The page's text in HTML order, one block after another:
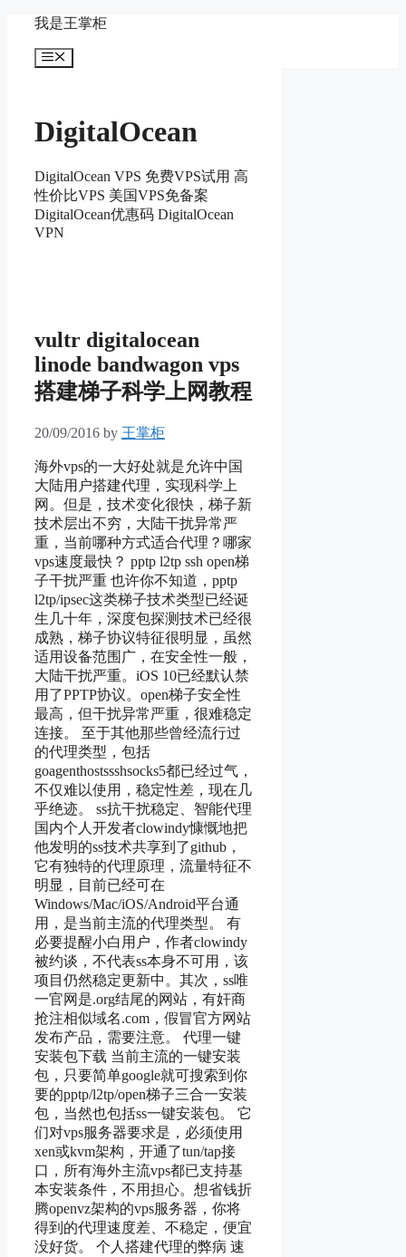
content
我是王掌柜
Menu
DigitalOcean
DigitalOcean VPS 免费VPS试用 高
性价比VPS 美国VPS免备案
DigitalOcean优惠码 DigitalOcean
VPN
vultr digitalocean
linode bandwagon vps
搭建梯子科学上网教程
20/09/2016 by 王掌柜
海外vps的一大好处就是允许中国
大陆用户搭建代理，实现科学上
网。但是，技术变化很快，梯子新
技术层出不穷，大陆干扰异常严
重，当前哪种方式适合代理？哪家
vps速度最快？ pptp l2tp ssh open梯
子干扰严重 也许你不知道，pptp
l2tp/ipsec这类梯子技术类型已经诞
生几十年，深度包探测技术已经很
成熟，梯子协议特征很明显，虽然
适用设备范围广，在安全性一般，
大陆干扰严重。iOS 10已经默认禁
用了PPTP协议。open梯子安全性
最高，但干扰异常严重，很难稳定
连接。 至于其他那些曾经流行过
的代理类型，包括
goagenthostssshsocks5都已经过气，
不仅难以使用，稳定性差，现在几
乎绝迹。 ss抗干扰稳定、智能代理
国内个人开发者clowindy慷慨地把
他发明的ss技术共享到了github，
它有独特的代理原理，流量特征不
明显，目前已经可在
Windows/Mac/iOS/Android平台通
用，是当前主流的代理类型。 有
必要提醒小白用户，作者clowindy
被约谈，不代表ss本身不可用，该
项目仍然稳定更新中。其次，ss唯
一官网是.org结尾的网站，有奸商
抢注相似域名.com，假冒官方网站
发布产品，需要注意。 代理一键
安装包下载 当前主流的一键安装
包，只要简单google就可搜索到你
要的pptp/l2tp/open梯子三合一安装
包，当然也包括ss一键安装包。 它
们对vps服务器要求是，必须使用
xen或kvm架构，开通了tun/tap接
口，所有海外主流vps都已支持基
本安装条件，不用担心。想省钱折
腾openvz架构的vps服务器，你将
得到的代理速度差、不稳定，便宜
没好货。 个人搭建代理的弊病 速